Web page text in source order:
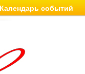
Календарь событий